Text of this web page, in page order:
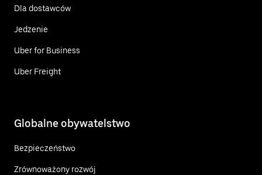
Dla dostawców
Jedzenie
Uber for Business
Uber Freight
Globalne obywatelstwo
Bezpieczeństwo
Zrównoważony rozwój